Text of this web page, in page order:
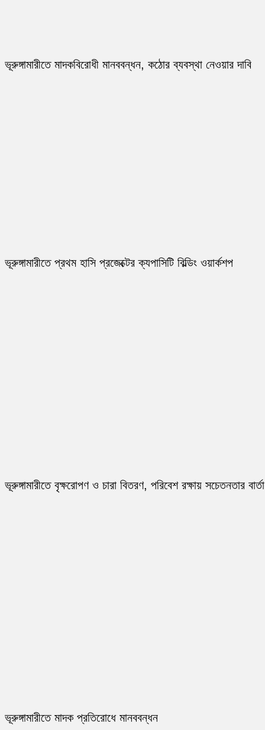
ভূরুঙ্গামারীতে মাদকবিরোধী মানববন্ধন, কঠোর ব্যবস্থা নেওয়ার দাবি
ভূরুঙ্গামারীতে প্রথম হাসি প্রজেক্টের ক্যপাসিটি বিল্ডিং ওয়ার্কশপ
ভূরুঙ্গামারীতে বৃক্ষরোপণ ও চারা বিতরণ, পরিবেশ রক্ষায় সচেতনতার বার্তা
ভূরুঙ্গামারীতে মাদক প্রতিরোধে মানববন্ধন